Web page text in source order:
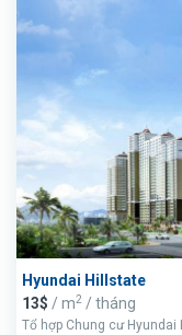
Hyundai Hillstate
13$ / m2 / tháng
Tổ hợp Chung cư